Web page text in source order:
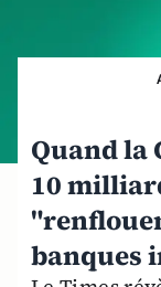
Quand la
10
banques